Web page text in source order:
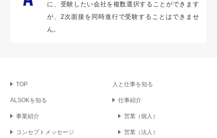
に、受験したい会社を複数選択することができます
が、2次面接を同時進行で受験することはできませ
ん。
TOP
ALSOKを知る
事業紹介
コンセプト メッセージ
人と仕事を知る
仕事紹介
営業（個人）
営業（法人）